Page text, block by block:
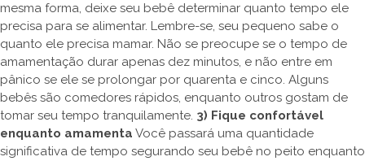
mesma forma, deixe seu bebê determinar quanto tempo ele
precisa para se alimentar. Lembre-se, seu pequeno sabe o
quanto ele precisa mamar. Não se preocupe se o tempo de
amamentação durar apenas dez minutos, e não entre em
pânico se ele se prolongar por quarenta e cinco. Alguns
bebês são comedores rápidos, enquanto outros gostam de
tomar seu tempo tranquilamente. 3) Fique confortável
enquanto amamenta Você passará uma quantidade
significativa de tempo segurando seu bebê no peito enquanto